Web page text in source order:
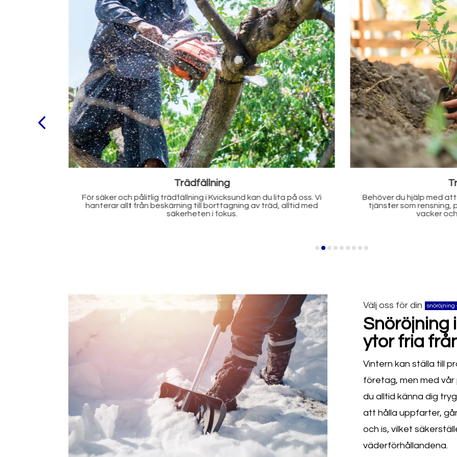
Trädgårdshjälp
Behöver du hjälp med att fixa trädgården i Kvicksund? Vi erbjuder
tjänster som rensning, plantering och skötsel för att ge dig en
vacker och funktionell utomhusmiljö.
Ge ditt hem eller din
Kvicksund. Vi tar hand
med
Välj oss för din snöröjning
Snöröjning
ytor fria
Vintern kan ställa till
företag, men med vår
du alltid känna dig
att hålla uppfarter,
och is, vilket
väderförhållandena.